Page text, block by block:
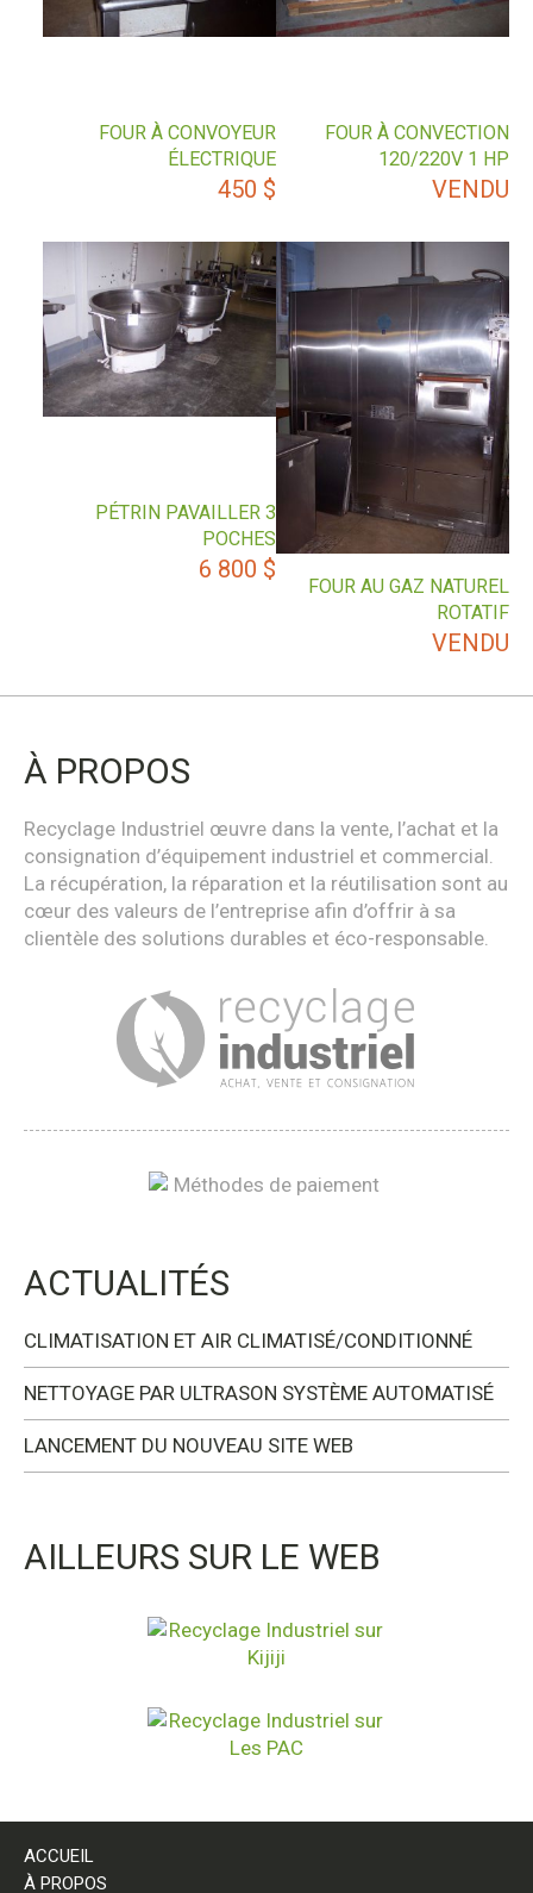
FOUR À CONVECTION
120/220V 1 HP
VENDU
FOUR À CONVOYEUR
ÉLECTRIQUE
450 $
FOUR AU GAZ NATUREL
ROTATIF
VENDU
PÉTRIN PAVAILLER 3
POCHES
6 800 $
À PROPOS
Recyclage Industriel œuvre dans la vente, l’achat et la
consignation d’équipement industriel et commercial.
La récupération, la réparation et la réutilisation sont au
cœur des valeurs de l’entreprise afin d’offrir à sa
clientèle des solutions durables et éco-responsable.
ACTUALITÉS
CLIMATISATION ET AIR CLIMATISÉ/CONDITIONNÉ
NETTOYAGE PAR ULTRASON SYSTÈME AUTOMATISÉ
LANCEMENT DU NOUVEAU SITE WEB
AILLEURS SUR LE WEB
ACCUEIL
À PROPOS